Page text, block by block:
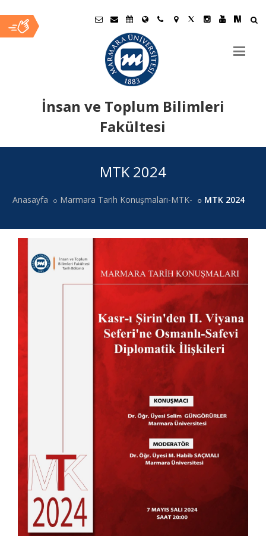
İnsan ve Toplum Bilimleri
Fakültesi
MTK 2024
Anasayfa Marmara Tarih Konuşmaları-MTK- MTK 2024